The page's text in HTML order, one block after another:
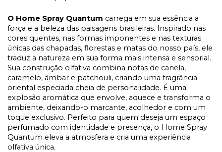
O Home Spray Quantum carrega em sua essência a
força e a beleza das paisagens brasileiras. Inspirado nas
cores quentes, nas formas imponentes e nas texturas
únicas das chapadas, florestas e matas do nosso país, ele
traduz a natureza em sua forma mais intensa e sensorial.
Sua construção olfativa combina notas de canela,
caramelo, âmbar e patchouli, criando uma fragrância
oriental especiada cheia de personalidade. É uma
explosão aromática que envolve, aquece e transforma o
ambiente, deixando-o marcante, acolhedor e com um
toque exclusivo. Perfeito para quem deseja um espaço
perfumado com identidade e presença, o Home Spray
Quantum eleva a atmosfera e cria uma experiência
olfativa única.